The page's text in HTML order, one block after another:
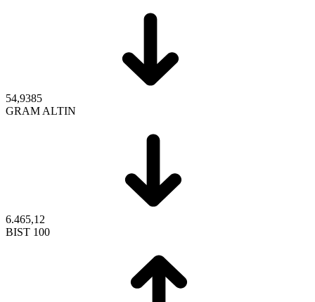
54,9385
GRAM ALTIN
6.465,12
BIST 100